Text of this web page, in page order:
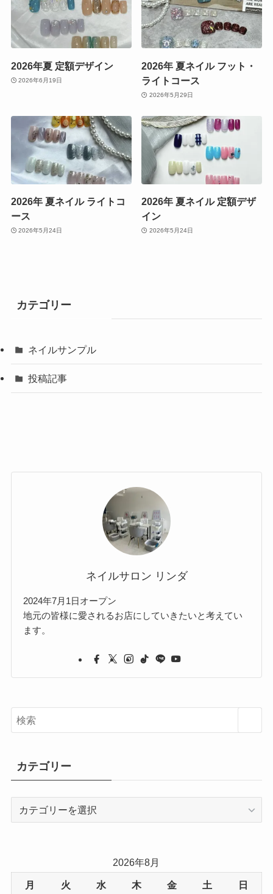
2026年夏 定額デザイン
2026年6月19日
2026年 夏ネイル フット・
ライトコース
2026年5月29日
2026年 夏ネイル ライトコ
ース
2026年5月24日
2026年 夏ネイル 定額デザ
イン
2026年5月24日
カテゴリー
ネイルサンプル
投稿記事
ネイルサロン リンダ
2024年7月1日オープン
地元の皆様に愛されるお店にしていきたいと考えてい
ます。
カテゴリー
2026年8月
月 火 水 木 金 土 日